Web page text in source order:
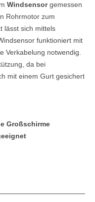
Windsensorgemessen
Rohrmotor zum
lässt sich mittels
funktioniert mit
Verkabelung notwendig.
da bei
mit einem Gurt gesichert
Großschirme